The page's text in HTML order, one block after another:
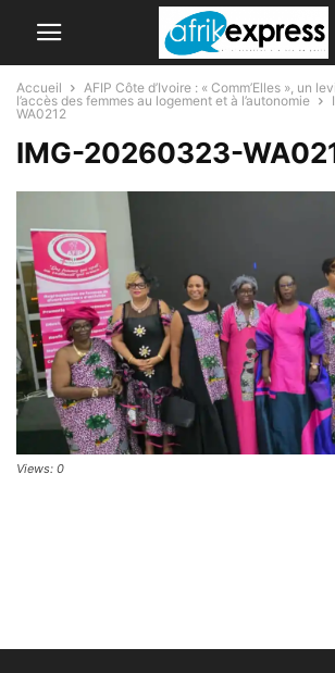
Accueil
AFIP Côte d’Ivoire : « Comm’Elles », un
l’accès des femmes au logement et à l’autonomie
WA0212
IMG-20260323-
Views: 0